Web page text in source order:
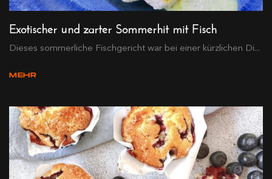
Exotischer und zarter Sommerhit mit Fisch
Dieses sommerliche Fischgericht war bei einer kürzlichen Di...
MEHR